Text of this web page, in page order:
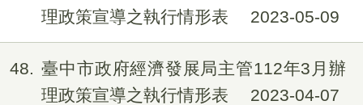
理政策宣導之執行情形表
2023-05-09
48
臺中市政府經濟發展局主管112年3月辦
理政策宣導之執行情形表
2023-04-07